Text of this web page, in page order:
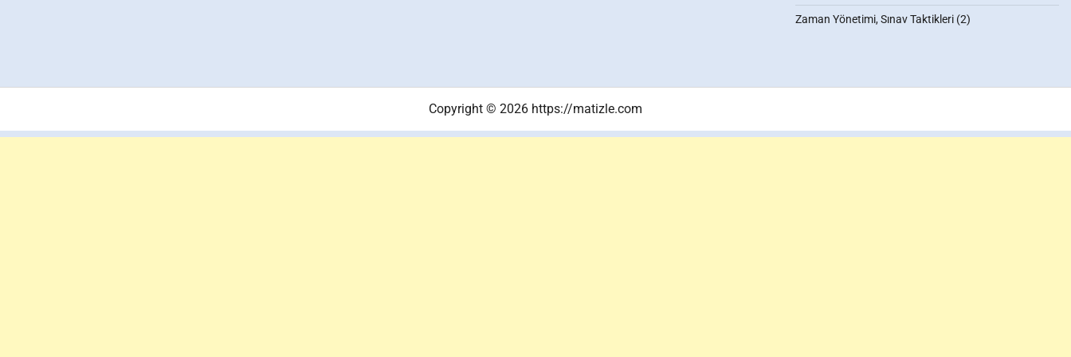
Zaman Yönetimi, Sınav Taktikleri(2)
Copyright © 2026 https://matizle.com